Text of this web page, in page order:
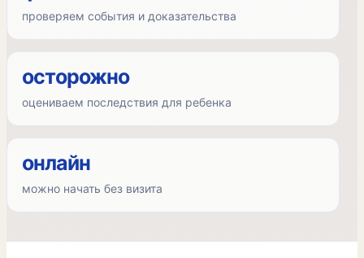
проверяем события и доказательства
осторожно
оцениваем последствия для ребенка
онлайн
можно начать без визита